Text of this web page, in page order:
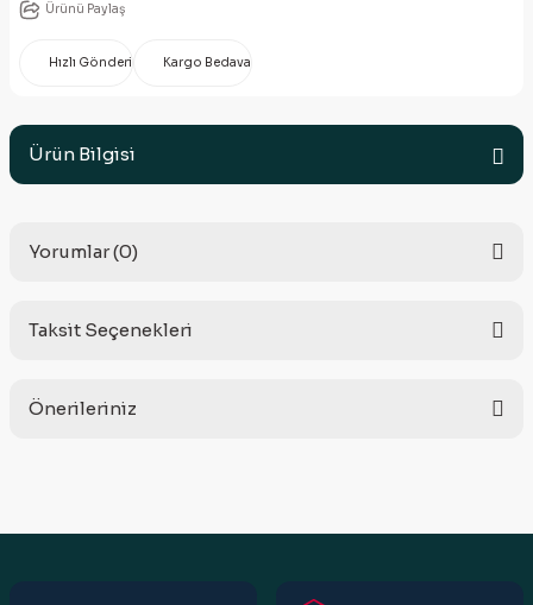
Ürünü Paylaş
Hızlı Gönderi Kargo Bedava
Ürün Bilgisi
Yorumlar (0)
Taksit Seçenekleri
Önerileriniz
Görüş ve önerileriniz için teşekkür ederiz.
Ürün resmi kalitesiz, bozuk veya görüntülenemiyor.